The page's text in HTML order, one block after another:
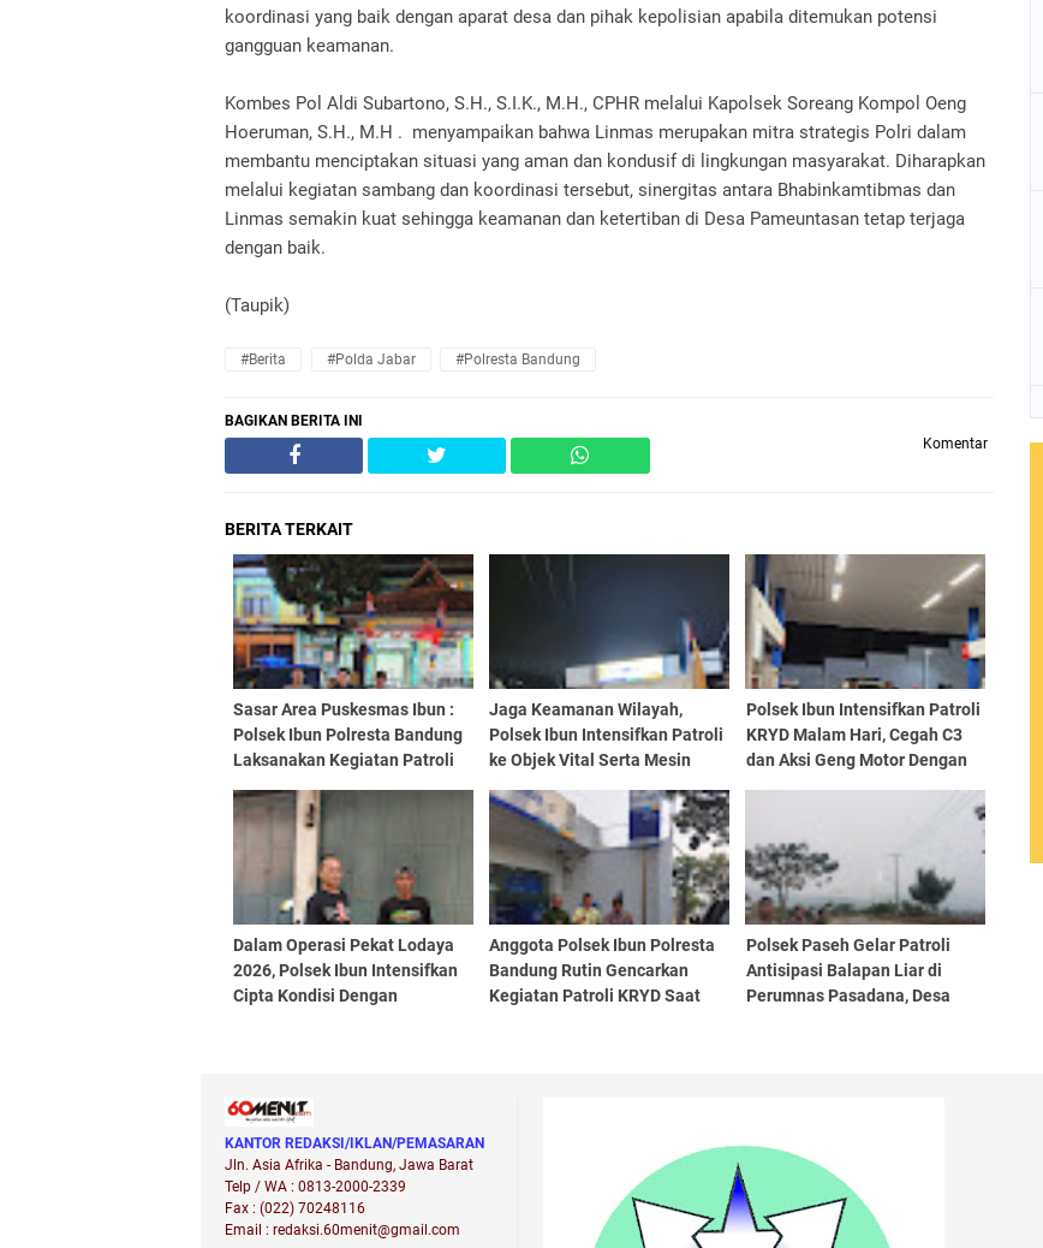
koordinasi yang baik dengan aparat desa dan pihak kepolisian apabila ditemukan potensi
gangguan keamanan.
Kombes Pol Aldi Subartono, S.H., S.I.K., M.H., CPHR melalui Kapolsek Soreang Kompol Oeng
Hoeruman, S.H., M.H . menyampaikan bahwa Linmas merupakan mitra strategis Polri dalam
membantu menciptakan situasi yang aman dan kondusif di lingkungan masyarakat. Diharapkan
melalui kegiatan sambang dan koordinasi tersebut, sinergitas antara Bhabinkamtibmas dan
Linmas semakin kuat sehingga keamanan dan ketertiban di Desa Pameuntasan tetap terjaga
dengan baik.
(Taupik)
#Berita #Polda Jabar #Polresta Bandung
BAGIKAN BERITA INI
Komentar
BERITA TERKAIT
Sasar Area Puskesmas Ibun :
Polsek Ibun Polresta Bandung
Laksanakan Kegiatan Patroli
Jaga Keamanan Wilayah,
Polsek Ibun Intensifkan Patroli
ke Objek Vital Serta Mesin
Polsek Ibun Intensifkan Patroli
KRYD Malam Hari, Cegah C3
dan Aksi Geng Motor Dengan
Dalam Operasi Pekat Lodaya
2026, Polsek Ibun Intensifkan
Cipta Kondisi Dengan
Anggota Polsek Ibun Polresta
Bandung Rutin Gencarkan
Kegiatan Patroli KRYD Saat
Polsek Paseh Gelar Patroli
Antisipasi Balapan Liar di
Perumnas Pasadana, Desa
KANTOR REDAKSI/IKLAN/PEMASARAN
Jln. Asia Afrika - Bandung, Jawa Barat
Telp / WA : 0813-2000-2339
Fax : (022) 70248116
Email : redaksi.60menit@gmail.com